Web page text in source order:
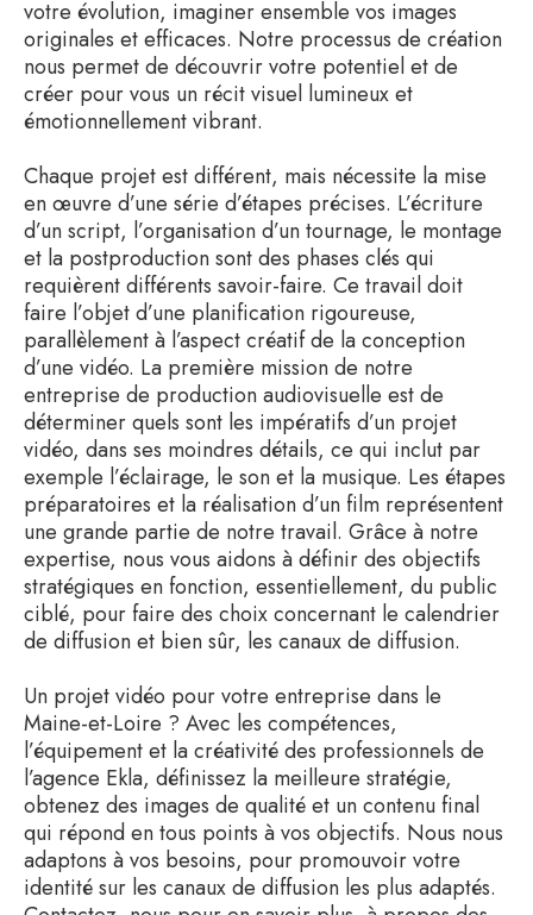
votre évolution, imaginer ensemble vos images
originales et efficaces. Notre processus de création
nous permet de découvrir votre potentiel et de
créer pour vous un récit visuel lumineux et
émotionnellement vibrant.
Chaque projet est différent, mais nécessite la mise
en œuvre d’une série d’étapes précises. L’écriture
d’un script, l’organisation d’un tournage, le montage
et la postproduction sont des phases clés qui
requièrent différents savoir-faire. Ce travail doit
faire l’objet d’une planification rigoureuse,
parallèlement à l’aspect créatif de la conception
d’une vidéo. La première mission de notre
entreprise de production audiovisuelle est de
déterminer quels sont les impératifs d’un projet
vidéo, dans ses moindres détails, ce qui inclut par
exemple l’éclairage, le son et la musique. Les étapes
préparatoires et la réalisation d’un film représentent
une grande partie de notre travail. Grâce à notre
expertise, nous vous aidons à définir des objectifs
stratégiques en fonction, essentiellement, du public
ciblé, pour faire des choix concernant le calendrier
de diffusion et bien sûr, les canaux de diffusion.
Un projet vidéo pour votre entreprise dans le
Maine-et-Loire ? Avec les compétences,
l’équipement et la créativité des professionnels de
l’agence Ekla, définissez la meilleure stratégie,
obtenez des images de qualité et un contenu final
qui répond en tous points à vos objectifs. Nous nous
adaptons à vos besoins, pour promouvoir votre
identité sur les canaux de diffusion les plus adaptés.